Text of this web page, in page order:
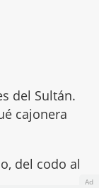
del Sultán.
cajonera
del codo al
Ad